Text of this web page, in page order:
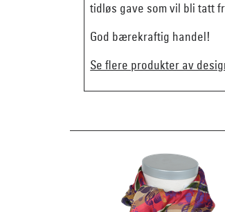
tidløs gave som vil bli tatt
God bærekraftig handel!
Se flere produkter av